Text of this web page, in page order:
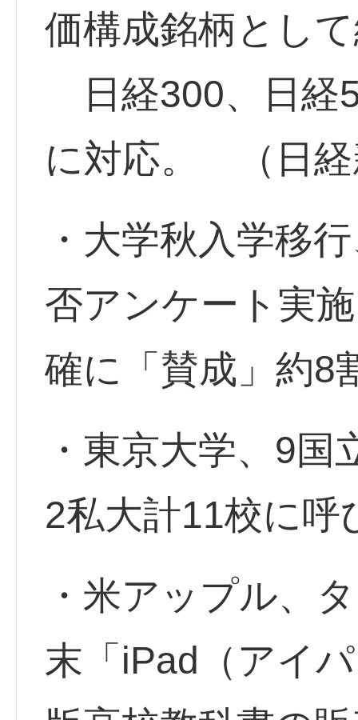
価構成銘柄とし
日経300、日経
に対応。 （日経
・大学秋入学移
否アンケート実
確に「賛成」約8
・東京大学、9
2私大計11校に呼
・米アップル、
末「iPad（アイ